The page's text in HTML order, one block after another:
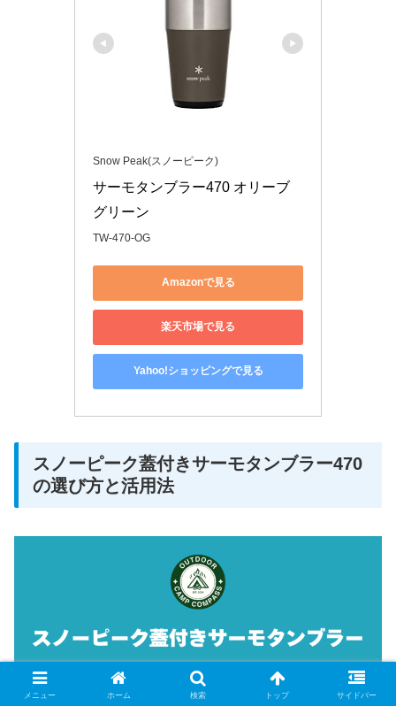
Snow Peak(スノーピーク)
サーモタンブラー470 オリーブ
グリーン
TW-470-OG
Amazonで見る
楽天市場で見る
Yahoo!ショッピングで見る
スノーピーク蓋付きサーモタンブラー470
の選び方と活用法
メニュー ホーム 検索 トップ サイドバー